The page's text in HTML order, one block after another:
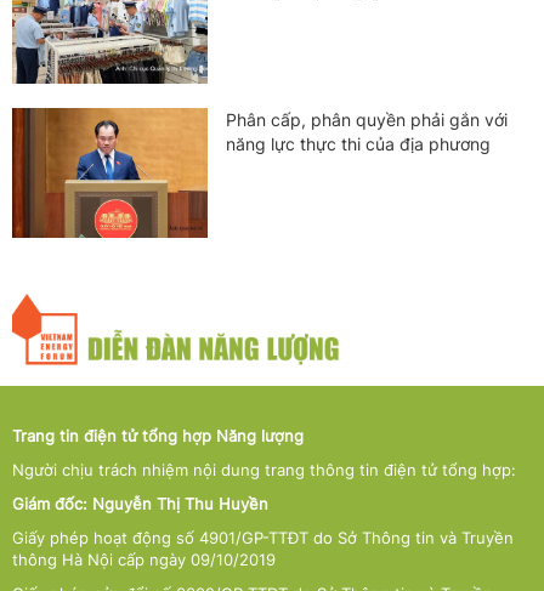
Phân cấp, phân quyền phải gắn với
năng lực thực thi của địa phương
Trang tin điện tử tổng hợp Năng lượng
Người chịu trách nhiệm nội dung trang thông tin điện tử tổng hợp:
Giám đốc: Nguyễn Thị Thu Huyền
Giấy phép hoạt động số 4901/GP-TTĐT do Sở Thông tin và Truyền
thông Hà Nội cấp ngày 09/10/2019